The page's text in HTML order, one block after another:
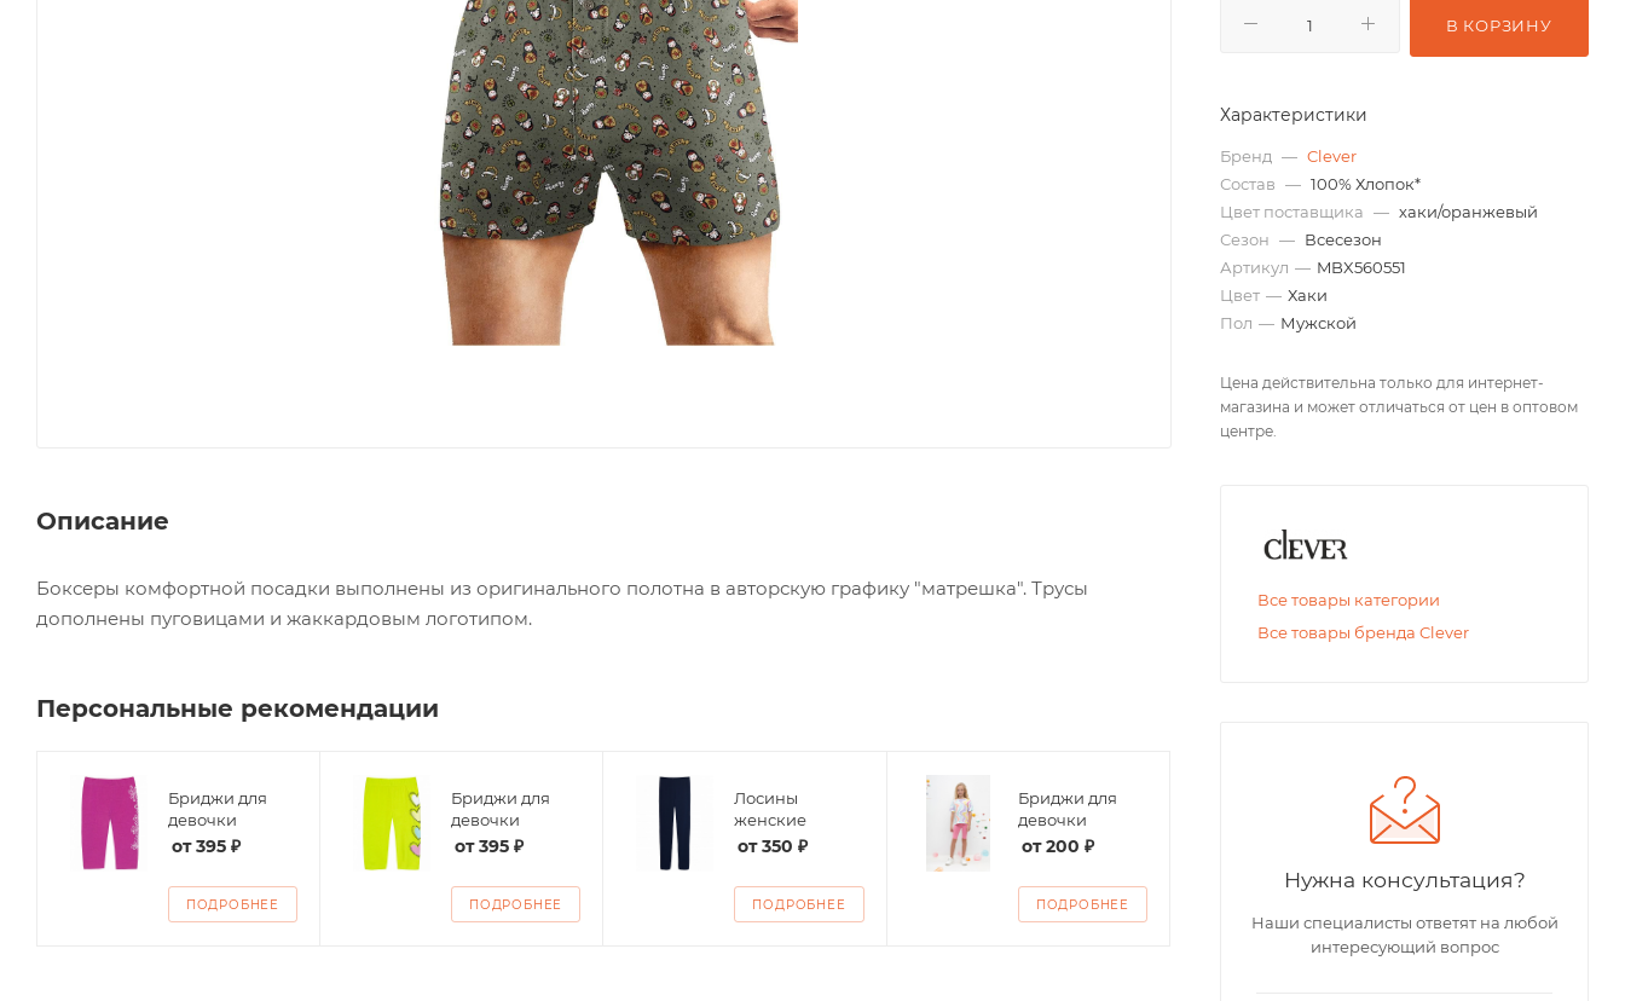
Описание
Боксеры комфортной посадки выполнены из оригинального полотна в авторскую графику "матрешка". Трусы
дополнены пуговицами и жаккардовым логотипом.
Персональные рекомендации
Бриджи для
девочки
от395 ₽
ПОДРОБНЕЕ
Бриджи для
девочки
от395 ₽
ПОДРОБНЕЕ
Лосины
женские
от350 ₽
ПОДРОБНЕЕ
Бриджи для
девочки
от200 ₽
ПОДРОБНЕЕ
Футболка поло
200 ₽
В КОРЗИНУ
Характеристики
Бренд — Clever
Состав — 100% Хлопок*
Цвет поставщика — хаки/оранжевый
Сезон — Всесезон
Артикул — MBX560551
Цвет — Хаки
Пол — Мужской
Цена действительна только для интернет-
магазина и может отличаться от цен в оптовом
центре.
Все товары категории
Все товары бренда Clever
Нужна консультация?
Наши специалисты ответят на любой
интересующий вопрос